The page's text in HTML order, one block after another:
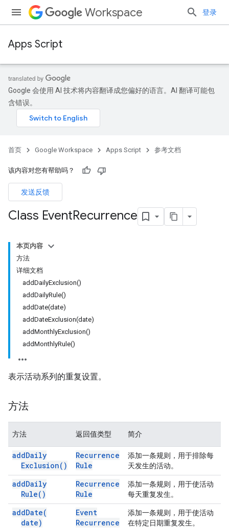
Workspace 登录
Apps Script
Google 会使用 AI 技术将内容翻译成您偏好的语言。AI 翻译可能包
含错误。
首页 Google Workspace Apps Script 参考文档
该内容对您有帮助吗？
发送反馈
Class EventRecurrence
本页内容
方法
详细文档
addDailyExclusion()
addDailyRule()
addDate(date)
addDateExclusion(date)
addMonthlyExclusion()
addMonthlyRule()
表示活动系列的重复设置。
方法
方法 返回值类型 简介
addDaily
Exclusion( )
Recurrence
Rule
添加一条规则，用于排除每
天发生的活动。
addDaily
Rule( )
Recurrence
Rule
添加一条规则，用于使活动
每天重复发生。
addDate(
date)
Event
Recurrence
添加一条规则，用于使活动
在特定日期重复发生。